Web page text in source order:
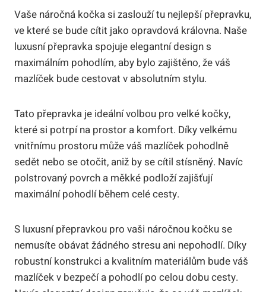
Vaše náročná kočka si zaslouží tu nejlepší přepravku,
ve které se bude cítit jako opravdová královna. Naše
luxusní přepravka spojuje elegantní design s
maximálním pohodlím, aby bylo zajištěno, že váš
mazlíček bude cestovat v absolutním stylu.
Tato přepravka je ideální volbou pro velké kočky,
které si potrpí na prostor a komfort. Díky velkému
vnitřnímu prostoru může váš mazlíček pohodlně
sedět nebo se otočit, aniž by se cítil stísněný. Navíc
polstrovaný povrch a měkké podloží zajišťují
maximální pohodlí během celé cesty.
S luxusní přepravkou pro vaši náročnou kočku se
nemusíte obávat žádného stresu ani nepohodlí. Díky
robustní konstrukci a kvalitním materiálům bude váš
mazlíček v bezpečí a pohodlí po celou dobu cesty.